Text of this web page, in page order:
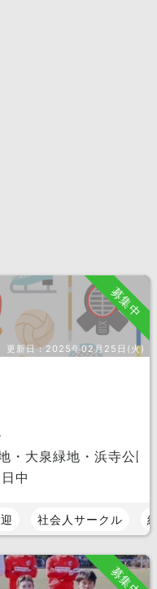
募集中
更新日：2025年02月25日(火)
大泉緑地・浜寺公園
中
社会人サークル
募集中